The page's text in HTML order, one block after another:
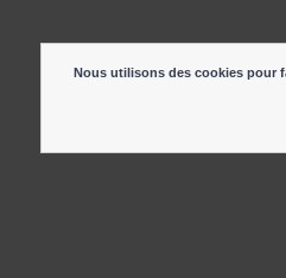
Nous utilisons des cookies pour